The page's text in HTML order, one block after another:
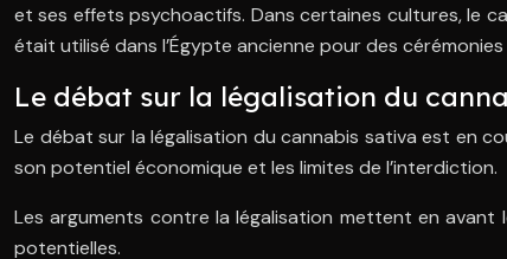
et ses effets psychoactifs. Dans certaines cultures, le
était utilisé dans l’Égypte ancienne pour des
Le débat sur la légalisation du
Le débat sur la légalisation du cannabis sativa est en
son potentiel économique et les limites de l’interdiction.
Les arguments contre la légalisation mettent en
potentielles.